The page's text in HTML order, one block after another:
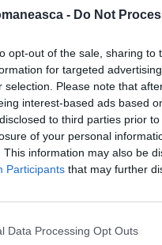
- Do Not
opt-out of the sale, sharing
for targeted
selection. Please note that
interest-based ads based
to third parties prior
of your personal
This information may also be
Participants that may further
Data Processing Opt Outs